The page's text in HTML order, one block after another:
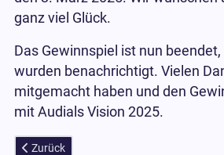
ganz viel Glück.
Das Gewinnspiel ist nun
wurden benachrichtigt. Vielen
mitgemacht haben und den
mit Audials Vision 2025.
Vorheriger Beitrag: Luminar Neo 1.23.0
Zurück